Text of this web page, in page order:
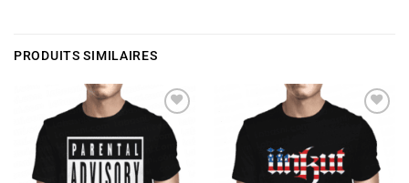
PRODUITS SIMILAIRES
Ajouter
à la
wishlist
Ajouter
à la
wishlist